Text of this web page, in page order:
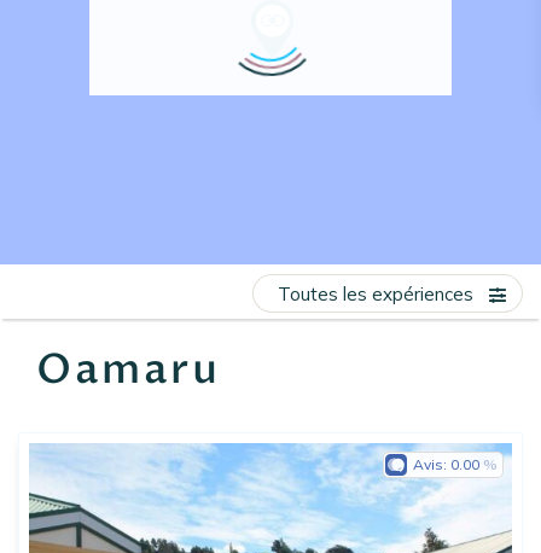
Oamaru
Toutes les expériences
Avis: 0.00